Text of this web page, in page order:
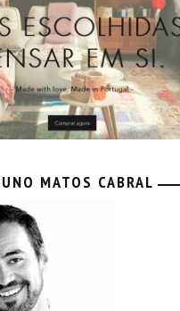
MATOS CABRAL